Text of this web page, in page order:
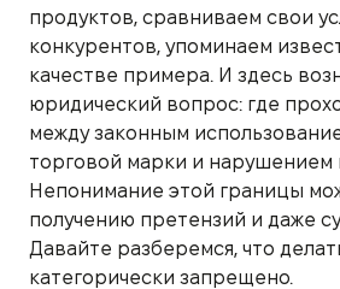
продуктов, сравниваем свои
конкурентов, упоминаем
качестве примера. И здесь
юридический вопрос: где
между законным
торговой марки и нарушением
Непонимание этой границы
получению претензий и даже
Давайте разберемся, что
категорически запрещено.